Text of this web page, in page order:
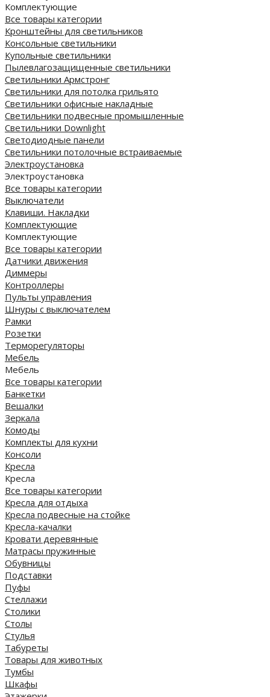
Комплектующие
Все товары категории
Кронштейны для светильников
Консольные светильники
Купольные светильники
Пылевлагозащищенные светильники
Светильники Армстронг
Светильники для потолка грильято
Светильники офисные накладные
Светильники подвесные промышленные
Светильники Downlight
Светодиодные панели
Cветильники потолочные встраиваемые
Электроустановка
Электроустановка
Все товары категории
Выключатели
Клавиши. Накладки
Комплектующие
Комплектующие
Все товары категории
Датчики движения
Диммеры
Контроллеры
Пульты управления
Шнуры с выключателем
Рамки
Розетки
Терморегуляторы
Мебель
Мебель
Все товары категории
Банкетки
Вешалки
Зеркала
Комоды
Комплекты для кухни
Консоли
Кресла
Кресла
Все товары категории
Кресла для отдыха
Кресла подвесные на стойке
Кресла-качалки
Кровати деревянные
Матрасы пружинные
Обувницы
Подставки
Пуфы
Стеллажи
Столики
Столы
Стулья
Табуреты
Товары для животных
Тумбы
Шкафы